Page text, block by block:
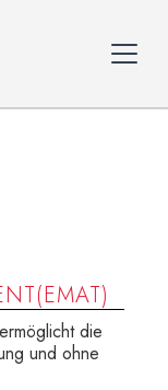
die
und ohne